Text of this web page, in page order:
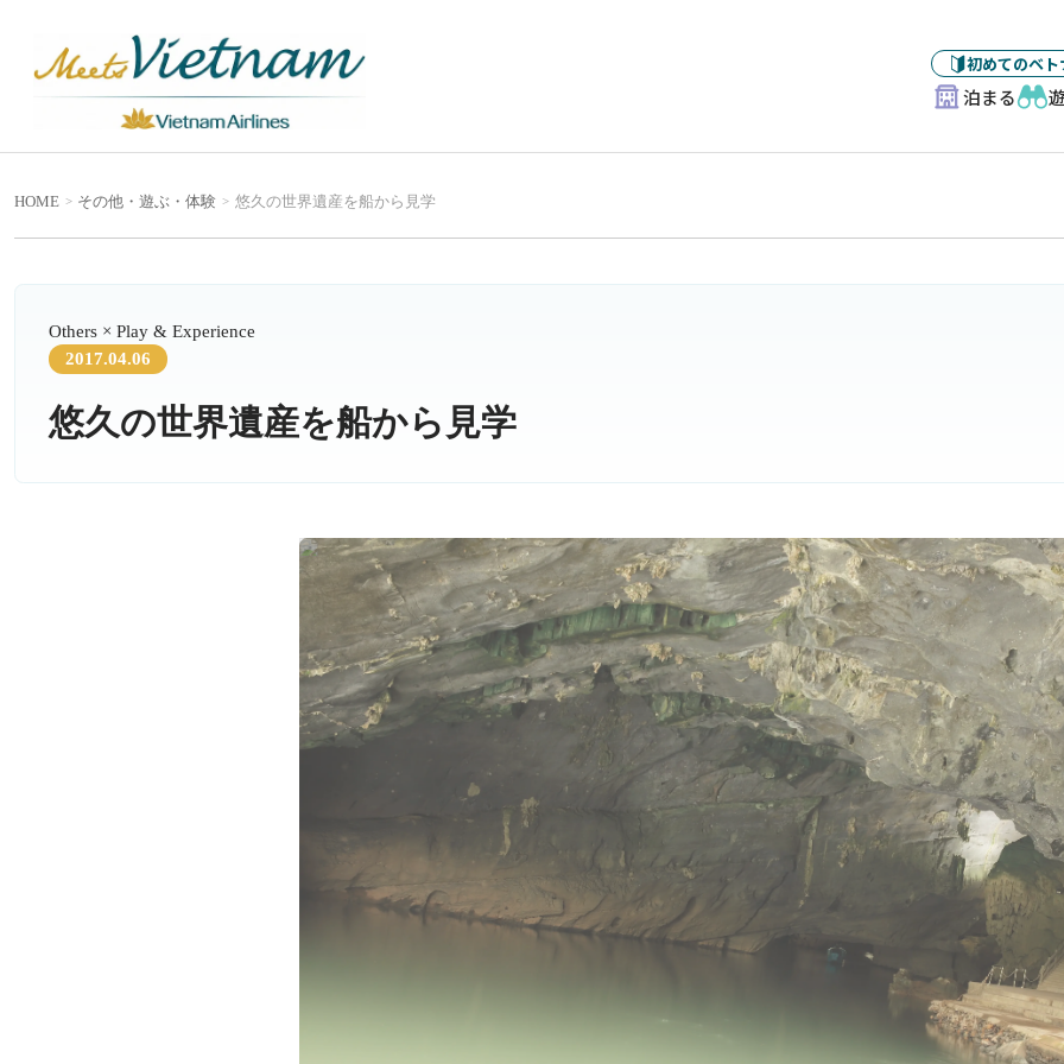
初めてのベト
泊まる
HOME その他 ・遊ぶ・体験 悠久の世界遺産を船から見学
Others × Play & Experience
2017.04.06
悠久の世界遺産を船から見学